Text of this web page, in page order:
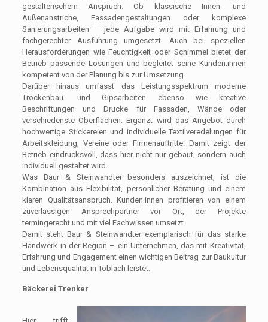
gestalterischem Anspruch. Ob klassische Innen- und
Außenanstriche, Fassadengestaltungen oder komplexe
Sanierungsarbeiten – jede Aufgabe wird mit Erfahrung und
fachgerechter Ausführung umgesetzt. Auch bei speziellen
Herausforderungen wie Feuchtigkeit oder Schimmel bietet der
Betrieb passende Lösungen und begleitet seine Kunden:innen
kompetent von der Planung bis zur Umsetzung.
Darüber hinaus umfasst das Leistungsspektrum moderne
Trockenbau- und Gipsarbeiten ebenso wie kreative
Beschriftungen und Drucke für Fassaden, Wände oder
verschiedenste Oberflächen. Ergänzt wird das Angebot durch
hochwertige Stickereien und individuelle Textilveredelungen für
Arbeitskleidung, Vereine oder Firmenauftritte. Damit zeigt der
Betrieb eindrucksvoll, dass hier nicht nur gebaut, sondern auch
individuell gestaltet wird.
Was Baur & Steinwandter besonders auszeichnet, ist die
Kombination aus Flexibilität, persönlicher Beratung und einem
klaren Qualitätsanspruch. Kunden:innen profitieren von einem
zuverlässigen Ansprechpartner vor Ort, der Projekte
termingerecht und mit viel Fachwissen umsetzt.
Damit steht Baur & Steinwandter exemplarisch für das starke
Handwerk in der Region – ein Unternehmen, das mit Kreativität,
Erfahrung und Engagement einen wichtigen Beitrag zur Baukultur
und Lebensqualität in Toblach leistet.
Bäckerei Trenker